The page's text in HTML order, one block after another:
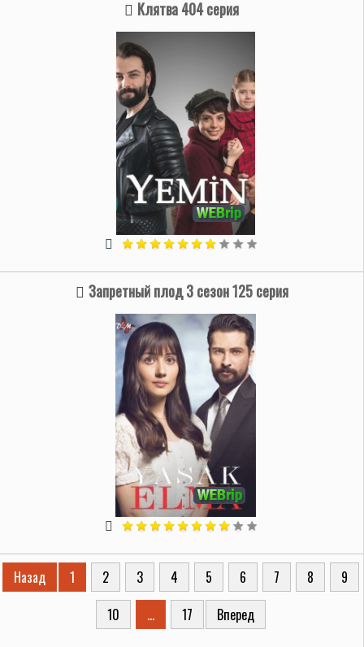
Клятва 404 серия
Запретный плод 3 сезон 125 серия
Назад 1 2 3 4 5 6 7 8
9
10
... 17 Вперед